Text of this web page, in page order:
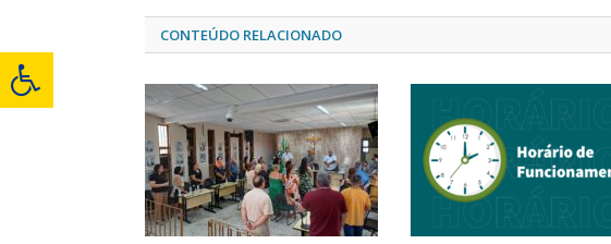
CONTEÚDO RELACIONADO